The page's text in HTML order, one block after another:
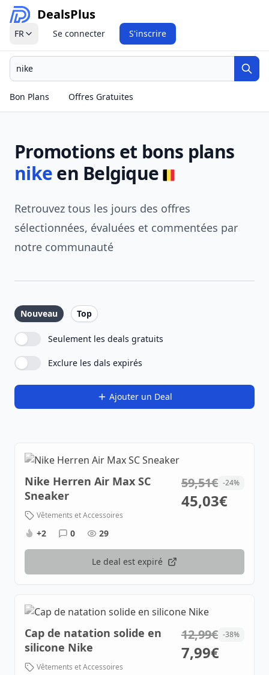
DealsPlus
FR Se connecter S'inscrire
Recherche
Bon Plans
Offres Gratuites
Promotions et bons plans
nikeen Belgique
Retrouvez tous les jours des offres
sélectionnées, évaluées et commentées par
notre communauté
Nouveau Top
Seulement les deals gratuits
Exclure les dals expirés
Ajouter un Deal
Nike Herren Air Max SC
Sneaker
Vêtements et Accessoires
59,51€ -24%
45,03€
+2 0 29
Le deal est expiré
Cap de natation solide en
silicone Nike
Vêtements et Accessoires
12,99€ -38%
7,99€